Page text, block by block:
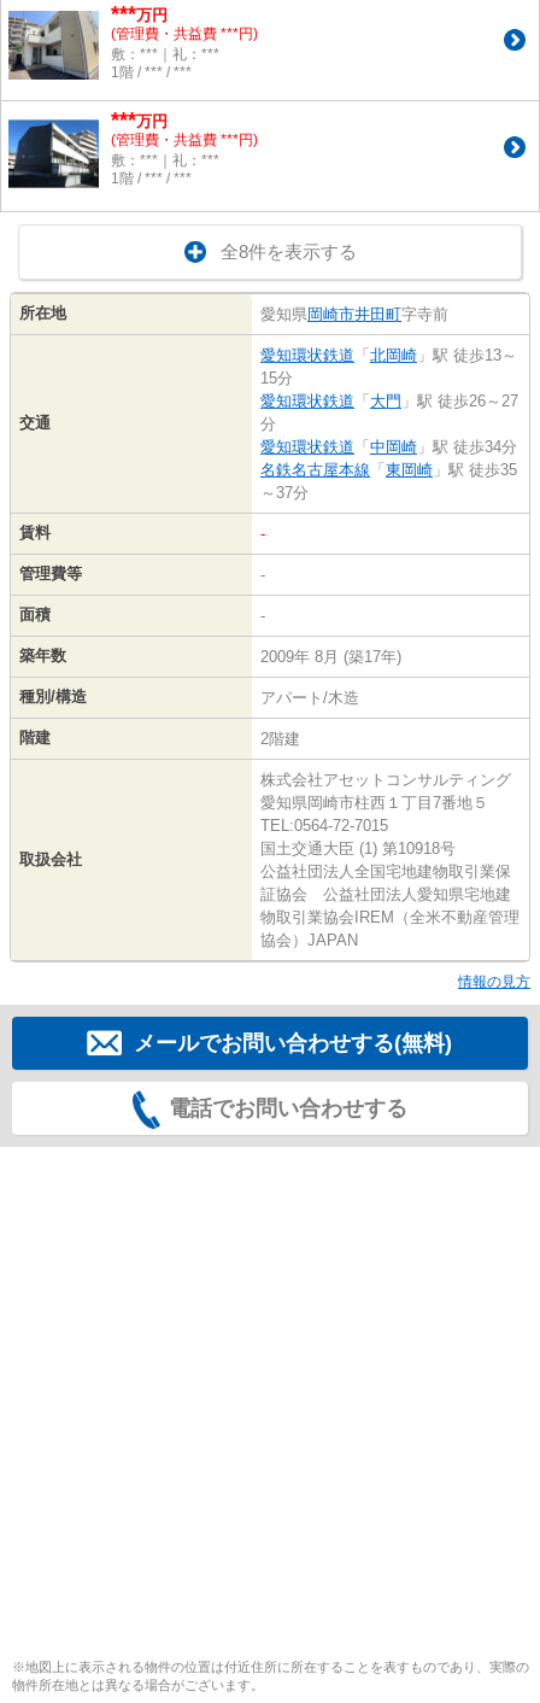
***万円
(管理費・共益費 ***円)
敷：***｜礼：***
1階 / *** / ***
***万円
(管理費・共益費 ***円)
敷：***｜礼：***
1階 / *** / ***
全8件を表示する
所在地 愛知県岡崎市井田町字寺前
交通
愛知環状鉄道 「 北岡崎 」駅 徒歩13～
15分
愛知環状鉄道 「 大門 」駅 徒歩26～27
分
愛知環状鉄道 「 中岡崎 」駅 徒歩34分
名鉄名古屋本線 「 東岡崎 」駅 徒歩35
～37分
賃料 -
管理費等 -
面積 -
築年数 2009年 8月 (築17年)
種別/構造 アパート/木造
階建 2階建
取扱会社
株式会社アセットコンサルティング
愛知県岡崎市柱西１丁目7番地５
TEL:0564-72-7015
国土交通大臣 (1) 第10918号
公益社団法人全国宅地建物取引業保
証協会 公益社団法人愛知県宅地建
物取引業協会IREM（全米不動産管理
協会）JAPAN
情報の見方
メールでお問い合わせする(無料)
電話でお問い合わせする
※地図上に表示される物件の位置は付近住所に所在することを表すものであり、実際の
物件所在地とは異なる場合がございます。